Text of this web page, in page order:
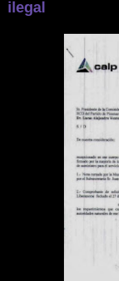
ilegal